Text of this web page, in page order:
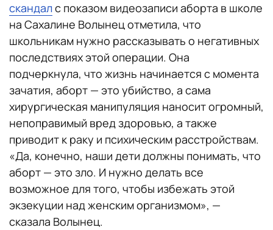
скандалс показом видеозаписи аборта в школе
на Сахалине Волынец отметила, что
школьникам нужно рассказывать о негативных
последствиях этой операции. Она
подчеркнула, что жизнь начинается с момента
зачатия, аборт — это убийство, а сама
хирургическая манипуляция наносит огромный,
непоправимый вред здоровью, а также
приводит к раку и психическим расстройствам.
«Да, конечно, наши дети должны понимать, что
аборт — это зло. И нужно делать все
возможное для того, чтобы избежать этой
экзекуции над женским организмом», —
сказала Волынец.